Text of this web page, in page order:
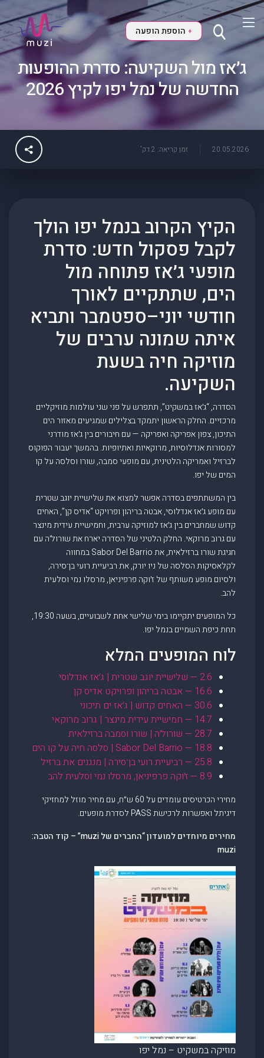
+ הוספת הופעה
ג׳אז מול השקיעה: סדרת ההופעות
החדשה של נמל יפו לקיץ 2026
20.05.2026 זמן קריאה: 2 דק'
הקיץ הקרוב בנמל יפו הולך
לקבל פסקול חדש: סדרת
מופעי ג׳אז פתוחה מול
הים, שתתקיים לאורך
חודשי יוני–ספטמבר ותביא
איתה שמונה ערבים של
מוזיקה חיה בשעת
השקיעה.
הסדרה, “ג׳אז במשקיט”, תתפרש על פני שני עולמות מוזיקליים
מרכזיים. החלק הראשון יתמקד בצלילים שמגיעים מאזור הים
התיכון, צפון אפריקה ואפריקה — עם חיבורים בין ג׳אז מודרני
למסורות אנדלוסיות, מרוקאיות ואתיופיות. בהמשך יעבור הפוקוס
לברזיל ואמריקה הלטינית, עם מופעי סמבה, שורו וסלסה על קו
המים של יפו.
בין המשתתפים בסדרה אפשר למצוא את שלישיית יוגב שטרית
עם מופע ג׳אז אנדלוסי, אבטה בריהון ופרויקט “אדיס קן”, האחים
קדוש שמחברים בין ג׳אז למוזיקה ערבית, וחמישיית עידית מינצר
עם גרוב מרוקאי. החלק הלטיני של הסדרה יארח את שורול׳ה עם
חגיגת שורו ברזילאית, את Sabor Del Barrio במחווה
לקלאסיקות הסלסה של ניו יורק, את רביעיית רועי בן־סירה,
ולסיום מופע משותף של ז׳וקה פרפיניאן, מרסלו נמי וסלעית
להב.
כל המופעים יתקיימו בימי שלישי אחת לשבועיים, בשעה 19:30,
תחת כיפת השמיים בנמל יפו.
לוח המופעים המלא
2.6 — שלישיית יוגב שטרית | ג׳אז אנדלוסי
16.6 — אבטה בריהון ופרויקט אדיס קן
30.6 — האחים קדוש | ג׳אז ים תיכוני
14.7 — חמישיית עידית מינצר | גרוב מרוקאי
28.7 — שורול׳ה | שורו וסמבה ברזילאית
18.8 — Sabor Del Barrio | סלסה חיה על קו הים
25.8 — רביעיית רועי בן־סירה | מנגנים את ברזיל
8.9 — ז׳וקה פרפיניאן, מרסלו נמי וסלעית להב
מחירי הכרטיסים עומדים על 60 ש״ח, עם מחיר מוזל למחזיקי
דיגיתל ואפשרות לרכישת PASS לסדרת מופעים.
מחירים מיוחדים למועדון “החברים של muzi” – קוד הטבה:
muzi
מוזיקה במשקיט – נמל יפו